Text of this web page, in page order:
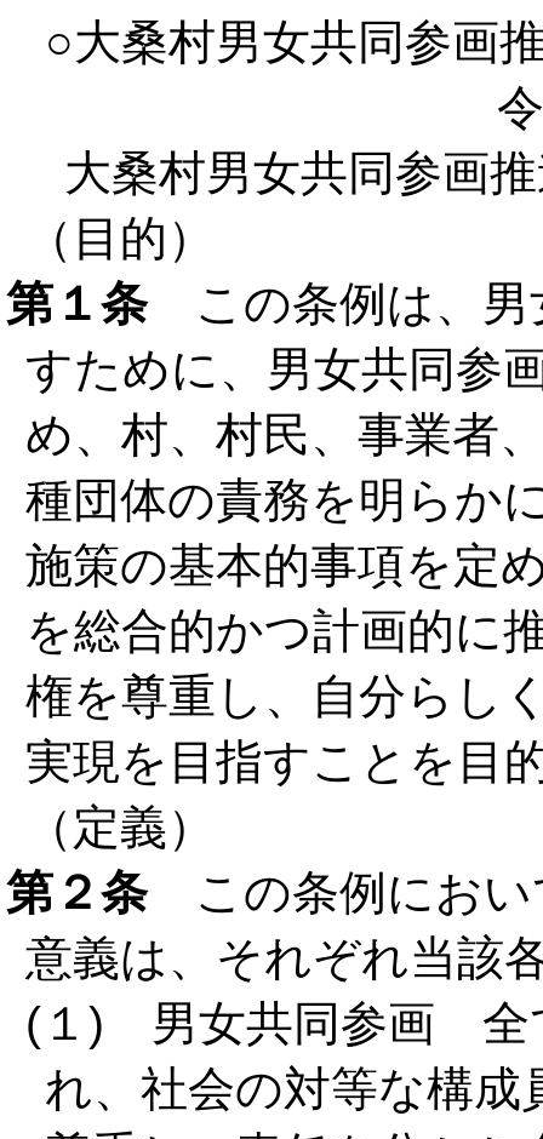
○大桑村男女共同参画
大桑村男女共同参画
（目的）
第１条この条例は、男
すために、男女共同参
め、村、村民、事業者
種団体の責務を明らか
施策の基本的事項を定
を総合的かつ計画的に
権を尊重し、自分らし
実現を目指すことを目
（定義）
第２条この条例におい
意義は、それぞれ当該
(１) 男女共同参画 全
れ、社会の対等な構